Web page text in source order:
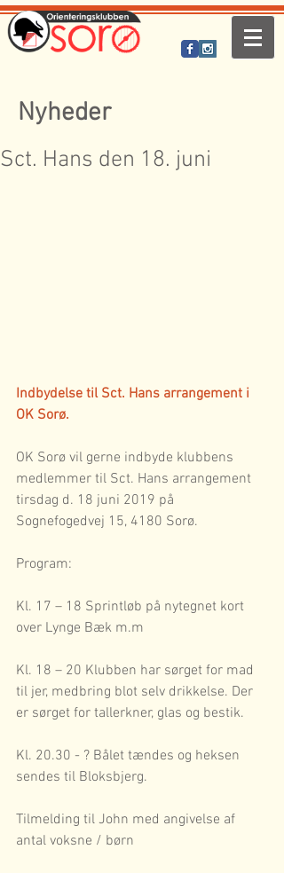
Nyheder
Sct. Hans den 18. juni
Indbydelse til Sct. Hans arrangement i
OK Sorø.
OK Sorø vil gerne indbyde klubbens
medlemmer til Sct. Hans arrangement
tirsdag d. 18 juni 2019 på
Sognefogedvej 15, 4180 Sorø.
Program:
Kl. 17 – 18 Sprintløb på nytegnet kort
over Lynge Bæk m.m
Kl. 18 – 20 Klubben har sørget for mad
til jer, medbring blot selv drikkelse. Der
er sørget for tallerkner, glas og bestik.
Kl. 20.30 - ? Bålet tændes og heksen
sendes til Bloksbjerg.
Tilmelding til John med angivelse af
antal voksne / børn